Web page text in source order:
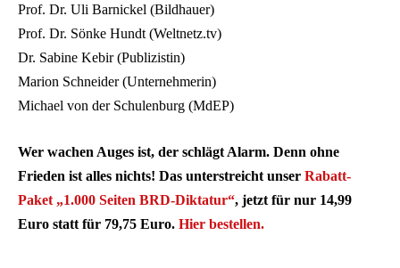
Prof. Dr. Uli Barnickel (Bildhauer)
Prof. Dr. Sönke Hundt (Weltnetz.tv)
Dr. Sabine Kebir (Publizistin)
Marion Schneider (Unternehmerin)
Michael von der Schulenburg (MdEP)
Wer wachen Auges ist, der schlägt Alarm. Denn ohne
Frieden ist alles nichts! Das unterstreicht unser Rabatt-
Paket „1.000 Seiten BRD-Diktatur“, jetzt für nur 14,99
Euro statt für 79,75 Euro. Hier bestellen.